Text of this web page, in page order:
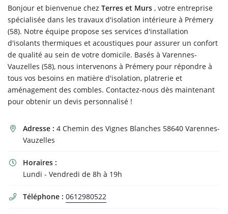
Bonjour et bienvenue chez Terres et Murs , votre entreprise
spécialisée dans les travaux d'isolation intérieure à Prémery
(58). Notre équipe propose ses services d'installation
d'isolants thermiques et acoustiques pour assurer un confort
de qualité au sein de votre domicile. Basés à Varennes-
Vauzelles (58), nous intervenons à Prémery pour répondre à
tous vos besoins en matière d'isolation, platrerie et
aménagement des combles. Contactez-nous dès maintenant
pour obtenir un devis personnalisé !
 Adresse : 4 Chemin des Vignes Blanches 58640 Varennes-
Vauzelles

Horaires :
Lundi - Vendredi de 8h à 19h
 Téléphone : 0612980522